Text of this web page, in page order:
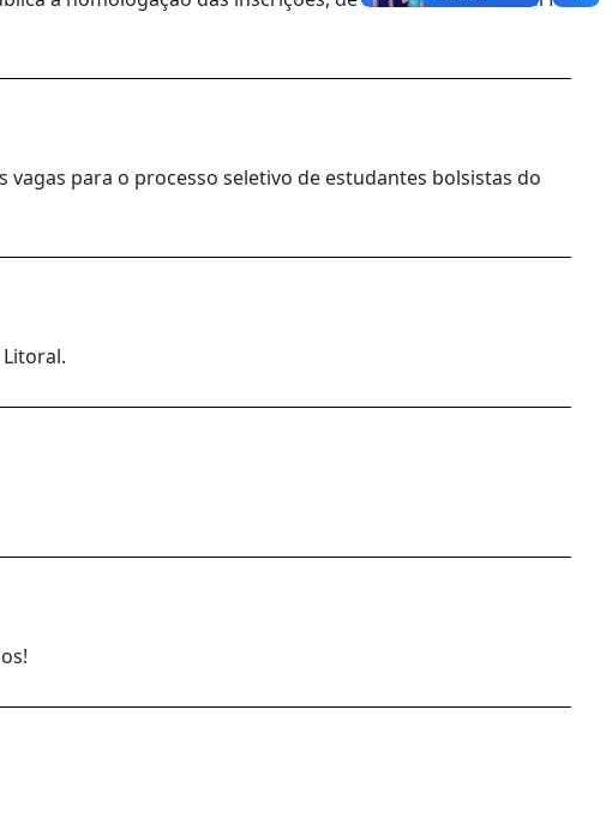
para o processo seletivo de estudantes bolsistas do